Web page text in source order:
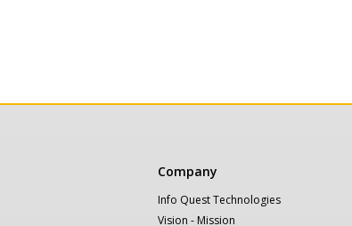
Κεντρική
πλοήγηση
Company
Info Quest Technologies
Vision - Mission